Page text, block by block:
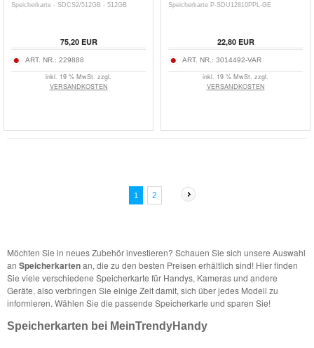
Speicherkarte - SDCS2/512GB - 512GB
75,20EUR
ART. NR.: 229888
inkl. 19 % MwSt. zzgl.
VERSANDKOSTEN
Speicherkarte P-SDU12810PPL-GE
22,80EUR
ART. NR.: 3014492-VAR
inkl. 19 % MwSt. zzgl.
VERSANDKOSTEN
1 2
Möchten Sie in neues Zubehör investieren? Schauen Sie sich unsere Auswahl
an Speicherkartenan, die zu den besten Preisen erhältlich sind! Hier finden
Sie viele verschiedene Speicherkarte für Handys, Kameras und andere
Geräte, also verbringen Sie einige Zeit damit, sich über jedes Modell zu
informieren. Wählen Sie die passende Speicherkarte und sparen Sie!
Speicherkarten bei MeinTrendyHandy